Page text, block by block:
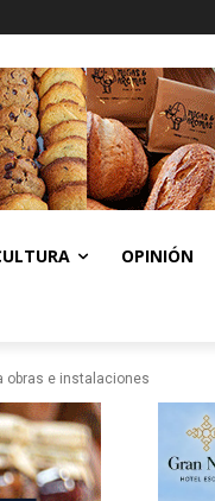
OPINIÓN
obras e instalaciones